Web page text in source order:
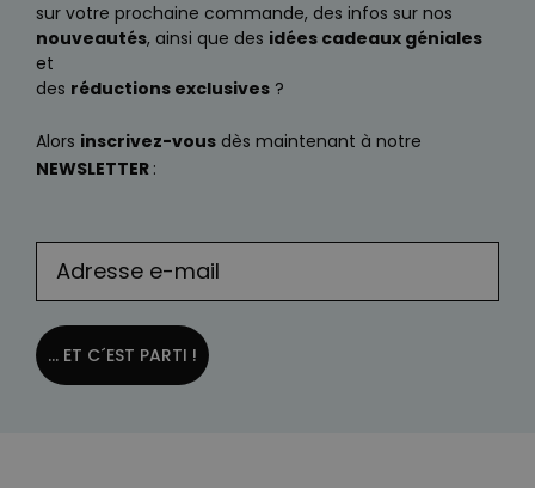
sur votre prochaine commande, des infos sur nos
nouveautés, ainsi que des idées cadeaux géniales
et
des réductions exclusives ?
Alors inscrivez-vous dès maintenant à notre
NEWSLETTER :
... ET C´EST PARTI !